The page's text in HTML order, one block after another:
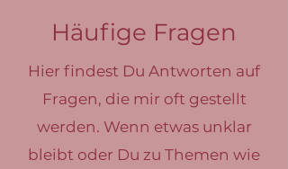
Häufige Fragen
Hier findest Du Antworten auf
Fragen, die mir oft gestellt
werden. Wenn etwas unklar
bleibt oder Du zu Themen wie